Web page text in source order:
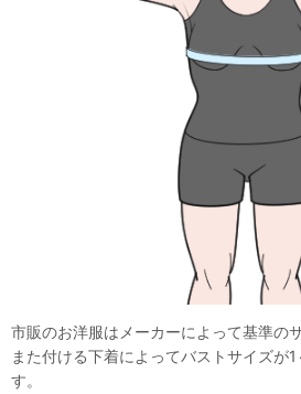
市販のお洋服はメーカーによって基準の
また付ける下着によってバストサイズが
す。